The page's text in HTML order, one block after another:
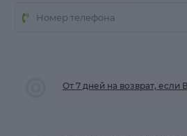
От 7 дней на возврат, если